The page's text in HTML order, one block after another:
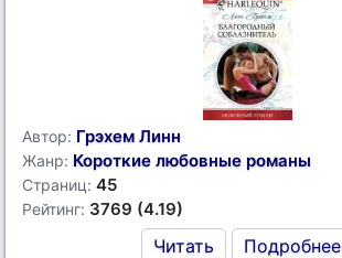
Автор: Грэхем Линн
Жанр: Короткие любовные романы
Страниц: 45
Рейтинг: 3769 (4.19)
Читать Подробнее